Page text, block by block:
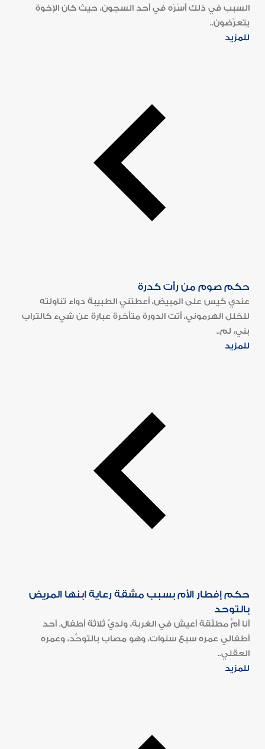
السبب في ذلك أَسْرَه في أحد السجون، حيث كان الإخوة
يتعرّضون..
للمزيد
حكم صوم من رأت كدرة
عندي كيس على المبيض، أعطتني الطبيبة دواء تناولته
للخلل الهرموني، أتت الدورة متأخرة عبارة عن شيء كالتراب
بني، لم..
للمزيد
حكم إفطار الأم بسبب مشقة رعاية ابنها المريض
بالتوحد
أنا أمٌّ مطلَّقة أعيش في الغربة، ولديَّ ثلاثة أطفال. أحد
أطفالي عمره سبع سنوات، وهو مصاب بالتوحُّد، وعمره
العقلي..
للمزيد